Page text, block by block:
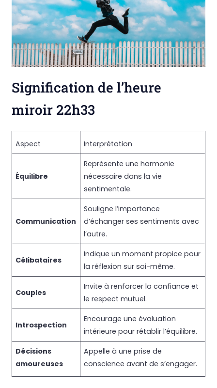
Signification de l’heure
miroir 22h33
Aspect Interprétation
Équilibre
Représente une harmonie
nécessaire dans la vie
sentimentale.
Communication
Souligne l’importance
d’échanger ses sentiments avec
l’autre.
Célibataires
Indique un moment propice pour
la réflexion sur soi-même.
Couples
Invite à renforcer la confiance et
le respect mutuel.
Introspection
Encourage une évaluation
intérieure pour rétablir l’équilibre.
Décisions
amoureuses
Appelle à une prise de
conscience avant de s’engager.